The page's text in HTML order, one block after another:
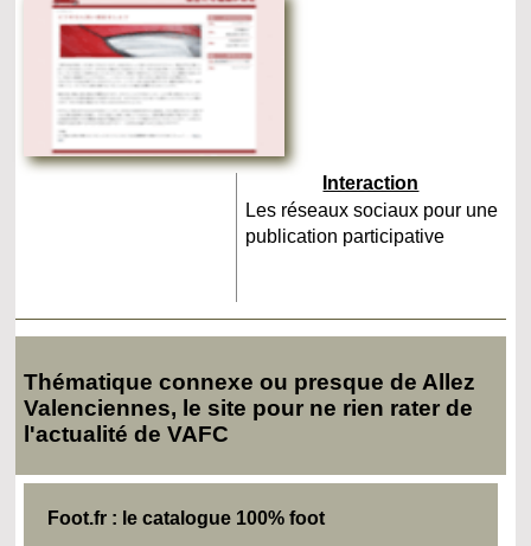
Interaction
Les réseaux sociaux pour une
publication participative
Thématique connexe ou presque de Allez
Valenciennes, le site pour ne rien rater de
l'actualité de VAFC
Foot.fr : le catalogue 100% foot